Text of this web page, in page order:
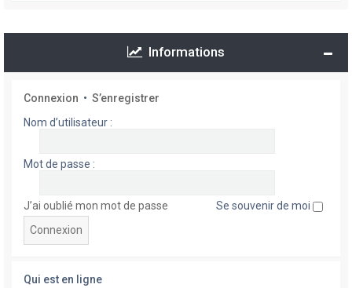
Informations
Connexion • S’enregistrer
Nom d’utilisateur :
Mot de passe :
J’ai oublié mon mot de passe Se souvenir de moi
Qui est en ligne